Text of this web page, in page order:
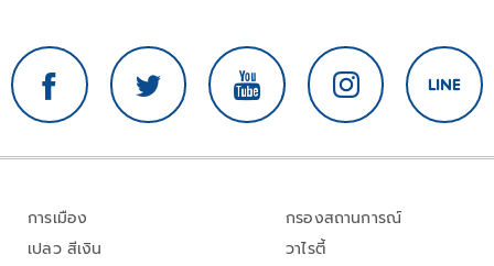
การเมือง
เปลว สีเงิน
กรองสถานการณ์
วาไรตี้